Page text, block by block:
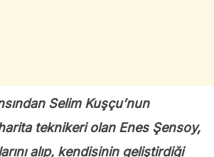
Selim Kuşçu’nun
teknikeri olan Enes Şensoy,
alıp, kendisinin geliştirdiği